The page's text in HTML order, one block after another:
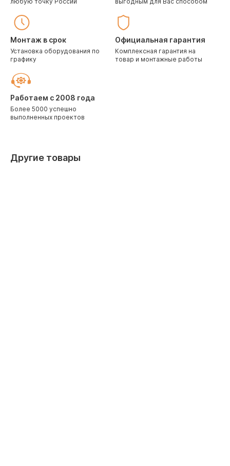
Монтаж в срок
Установка оборудования по
графику
Официальная гарантия
Комплексная гарантия на
товар и монтажные работы
Работаем с 2008 года
Более 5000 успешно
выполненных проектов
Другие товары